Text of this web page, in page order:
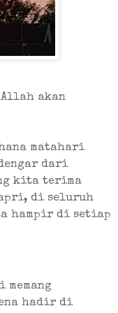
akan
matahari
dari
kita terima
di seluruh
hampir di setiap
hadir di